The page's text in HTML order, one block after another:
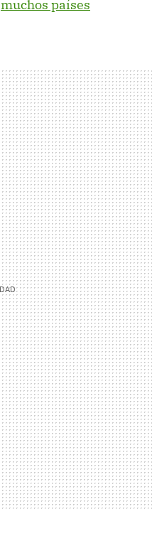
muchos países